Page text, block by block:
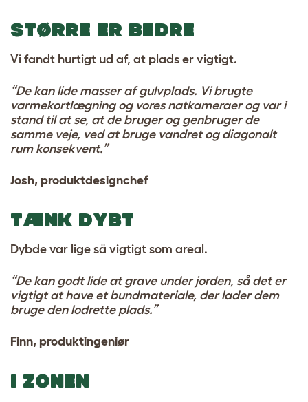
STØRRE ER BEDRE
Vi fandt hurtigt ud af, at plads er vigtigt.
“De kan lide masser af gulvplads. Vi brugte
varmekortlægning og vores natkameraer og var i
stand til at se, at de bruger og genbruger de
samme veje, ved at bruge vandret og diagonalt
rum konsekvent.”
Josh, produktdesignchef
TÆNK DYBT
Dybde var lige så vigtigt som areal.
“De kan godt lide at grave under jorden, så det er
vigtigt at have et bundmateriale, der lader dem
bruge den lodrette plads.”
Finn, produktingeniør
I ZONEN